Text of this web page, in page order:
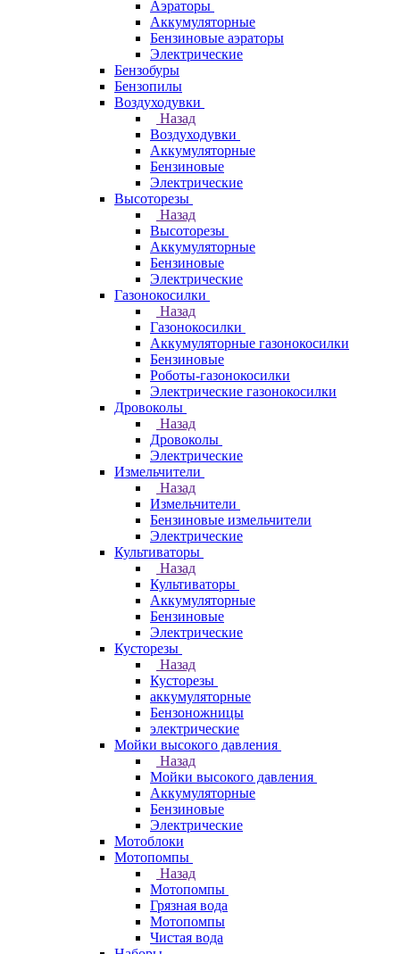
Аэраторы
Аккумуляторные
Бензиновые аэраторы
Электрические
Бензобуры
Бензопилы
Воздуходувки
Назад
Воздуходувки
Аккумуляторные
Бензиновые
Электрические
Высоторезы
Назад
Высоторезы
Аккумуляторные
Бензиновые
Электрические
Газонокосилки
Назад
Газонокосилки
Аккумуляторные газонокосилки
Бензиновые
Роботы-газонокосилки
Электрические газонокосилки
Дровоколы
Назад
Дровоколы
Электрические
Измельчители
Назад
Измельчители
Бензиновые измельчители
Электрические
Культиваторы
Назад
Культиваторы
Аккумуляторные
Бензиновые
Электрические
Кусторезы
Назад
Кусторезы
аккумуляторные
Бензоножницы
электрические
Мойки высокого давления
Назад
Мойки высокого давления
Аккумуляторные
Бензиновые
Электрические
Мотоблоки
Мотопомпы
Назад
Мотопомпы
Грязная вода
Мотопомпы
Чистая вода